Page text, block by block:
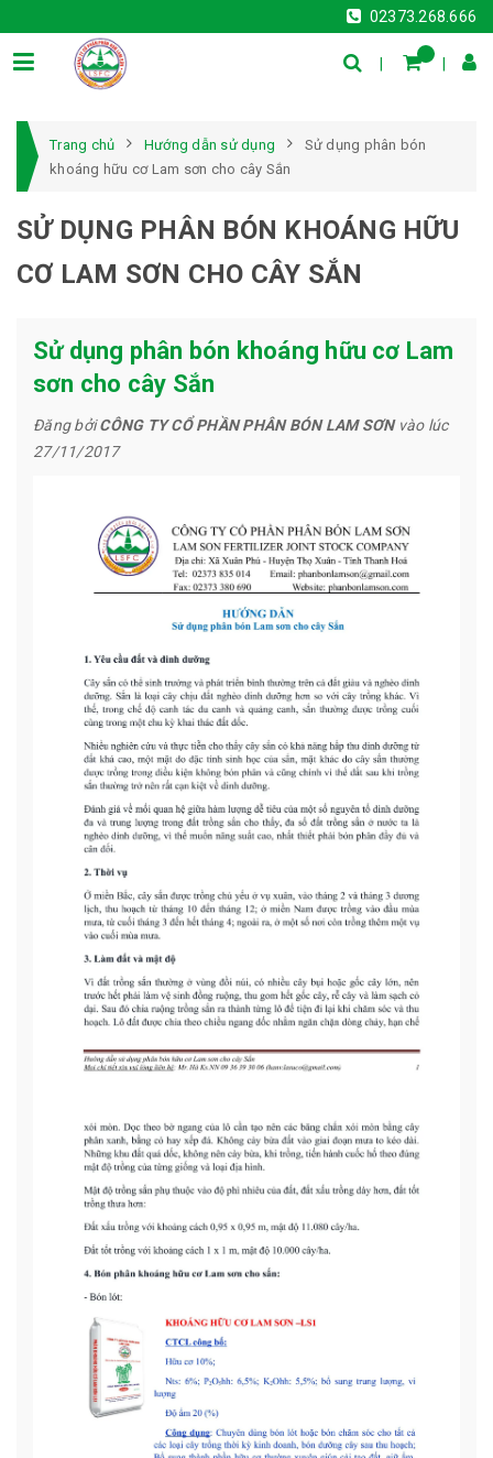
02373.268.666
Trang chủ Hướng dẫn sử dụng
Sử dụng phân bón
khoáng hữu cơ Lam sơn cho cây Sắn
SỬ DỤNG PHÂN BÓN KHOÁNG HỮU
CƠ LAM SƠN CHO CÂY SẮN
Sử dụng phân bón khoáng hữu cơ Lam
sơn cho cây Sắn
Đăng bởiCÔNG TY CỔ PHẦN PHÂN BÓN LAM SƠNvào lúc
27/11/2017